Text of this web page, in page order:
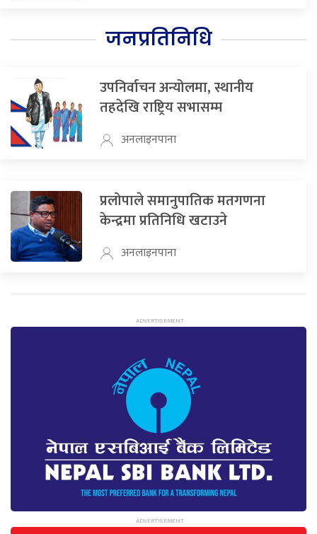
जनप्रतिनिधि
उपनिर्वाचन अन्योलमा, स्थानीय
तहदेखि राष्ट्रिय सभासम्म
अनलाइनपाना
प्रलोपाले समानुपातिक मतगणना
केन्द्रमा प्रतिनिधि खटाउने
अनलाइनपाना